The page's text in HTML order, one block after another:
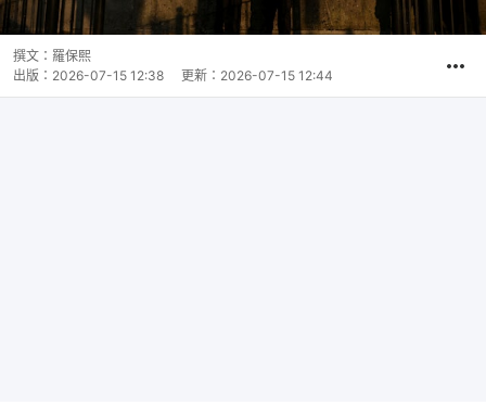
撰文： 羅保熙
出版： 2026-07-15 12:38 更新： 2026-07-15 12:44